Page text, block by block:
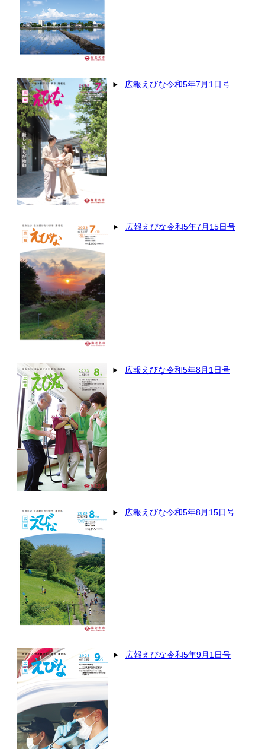
広報えびな令和5年7月1日号
広報えびな令和5年7月15日号
広報えびな令和5年8月1日号
広報えびな令和5年8月15日号
広報えびな令和5年9月1日号